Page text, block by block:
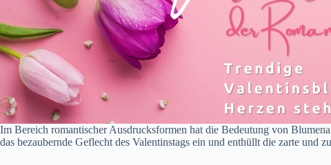
Im Bereich romantischer Ausdrucksformen hat die Bedeutung von
das bezaubernde Geflecht des Valentinstags ein und enthüllt die zarte und